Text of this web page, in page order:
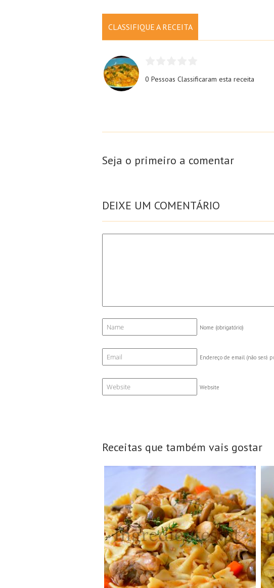
CLASSIFIQUE A RECEITA
0 PessoasClassificaram esta receita
Seja o primeiro a comentar
DEIXE UM COMENTÁRIO
Nome (obrigatório)
Endereço de email (não será
Website
Receitas que também vais gostar
4 Doses
4 Pessoas
60Min